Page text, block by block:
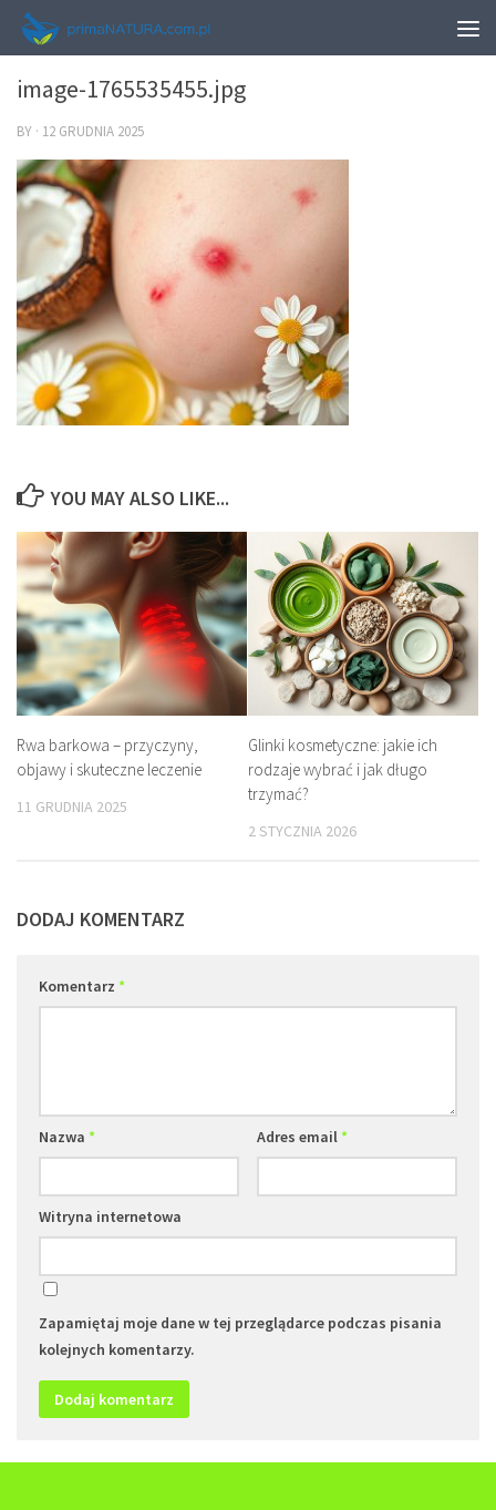
0
image-1765535455.jpg
BY · 12 GRUDNIA 2025
YOU MAY ALSO LIKE...
Rwa barkowa – przyczyny,
objawy i skuteczne leczenie
11 GRUDNIA 2025
Glinki kosmetyczne: jakie ich
rodzaje wybrać i jak długo
trzymać?
2 STYCZNIA 2026
DODAJ KOMENTARZ
Komentarz *
Nazwa * Adres email*
Witryna internetowa
Zapamiętaj moje dane w tej przeglądarce podczas pisania
kolejnych komentarzy.